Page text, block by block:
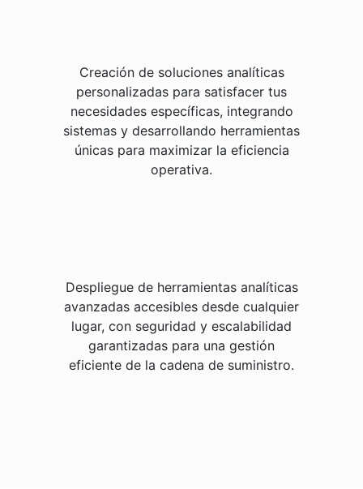
Creación de soluciones analíticas
personalizadas para satisfacer tus
necesidades específicas, integrando
sistemas y desarrollando herramientas
únicas para maximizar la eficiencia
operativa.
Despliegue de herramientas analíticas
avanzadas accesibles desde cualquier
lugar, con seguridad y escalabilidad
garantizadas para una gestión
eficiente de la cadena de suministro.